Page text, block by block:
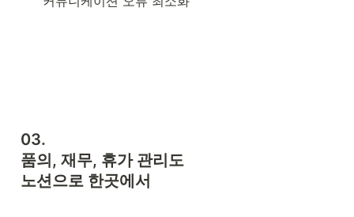
03.
품의, 재무, 휴가 관리도
노션으로 한곳에서